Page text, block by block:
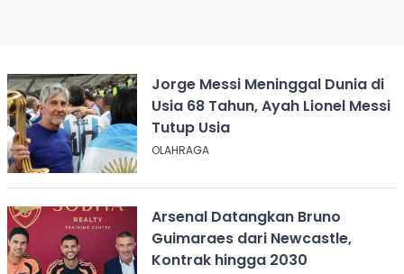
Jorge Messi Meninggal Dunia di
Usia 68 Tahun, Ayah Lionel Messi
Tutup Usia
OLAHRAGA
Arsenal Datangkan Bruno
Guimaraes dari Newcastle,
Kontrak hingga 2030